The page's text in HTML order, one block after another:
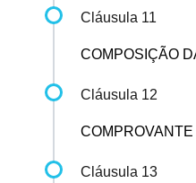
Cláusula 11
COMPOSIÇÃO
Cláusula 12
Cláusula 13